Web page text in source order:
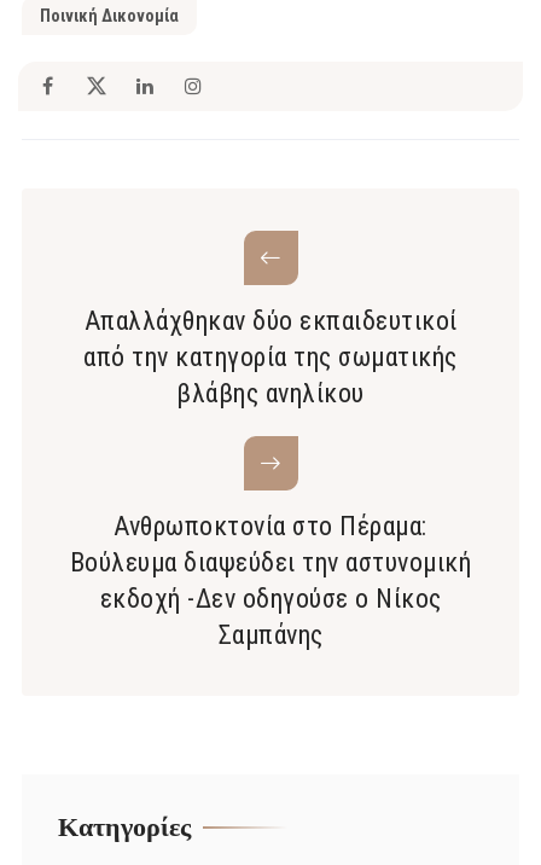
Ποινική Δικονομία
Απαλλάχθηκαν δύο εκπαιδευτικοί
από την κατηγορία της σωματικής
βλάβης ανηλίκου
Ανθρωποκτονία στο Πέραμα:
Βούλευμα διαψεύδει την αστυνομική
εκδοχή -Δεν οδηγούσε ο Νίκος
Σαμπάνης
Kατηγορίες